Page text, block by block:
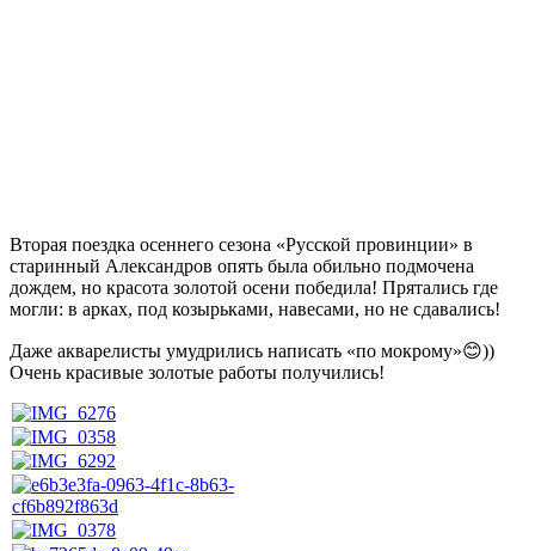
Вторая поездка осеннего сезона «Русской провинции» в
старинный Александров опять была обильно подмочена
дождем, но красота золотой осени победила! Прятались где
могли: в арках, под козырьками, навесами, но не сдавались!
Даже акварелисты умудрились написать «по мокрому»😊))
Очень красивые золотые работы получились!